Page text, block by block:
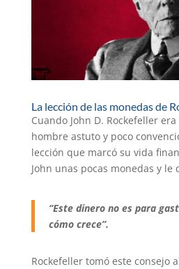
La lección de las monedas de
Cuando John D. Rockefeller
hombre astuto y poco
lección que marcó su vida
John unas pocas monedas y le
“Este dinero no es para
cómo crece”.
Rockefeller tomó este consejo